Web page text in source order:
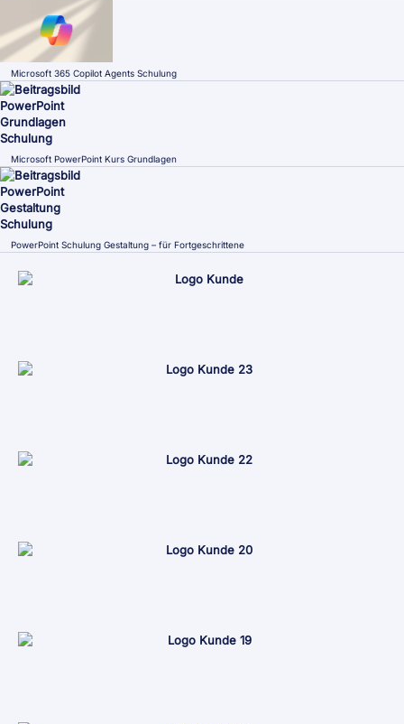
Microsoft 365 Copilot Agents Schulung
Microsoft PowerPoint Kurs Grundlagen
PowerPoint Schulung Gestaltung – für Fortgeschrittene